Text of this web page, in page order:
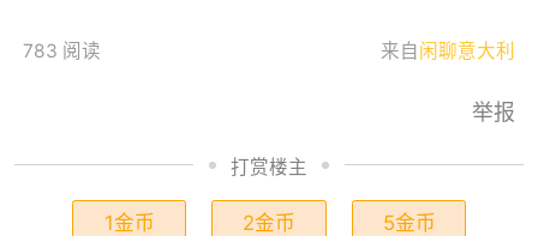
783 阅读 来自 闲聊意大利
举报
打赏楼主
1金币 2金币 5金币